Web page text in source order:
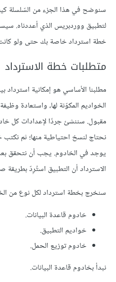
سنوضح في هذا الجزء من السّلسلة
لتطبيق ووردبريس الذي أعددناه.
خطة استرداد خاصة بك حتى ولو
متطلبات خطة الاسترداد
مطلبنا الأساسي هو إمكانية استرداد
الخواديم المكوّنة لها، واستعادة
مقبول. سننشئ جردًا لإعدادات كل
نحتاج لنسخ احتياطية منها؛ ثم نكتب
يوجد في الخادوم. يجب أن نتحقق
الاسترداد أن التطبيق استُرِدّ
سنخرج بخطة استرداد لكل نوع من
خادوم قاعدة البيانات.
خواديم التطبيق.
خادوم توزيع الحمل.
نبدأ بخادوم قاعدة البيانات.